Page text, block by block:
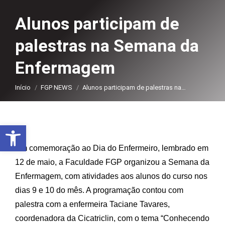
Alunos participam de
palestras na Semana da
Enfermagem
Você está aqui:
Início FGP NEWS Alunos participam de palestras na…
Em comemoração ao Dia do Enfermeiro, lembrado em
12 de maio, a Faculdade FGP organizou a Semana da
Enfermagem, com atividades aos alunos do curso nos
dias 9 e 10 do mês. A programação contou com
palestra com a enfermeira Taciane Tavares,
coordenadora da Cicatriclin, com o tema “Conhecendo
Abrir a barra de ferramentas